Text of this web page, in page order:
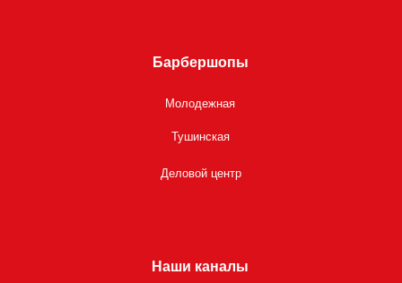
Барбершопы
Молодежная
Тушинская
Деловой центр
Наши каналы